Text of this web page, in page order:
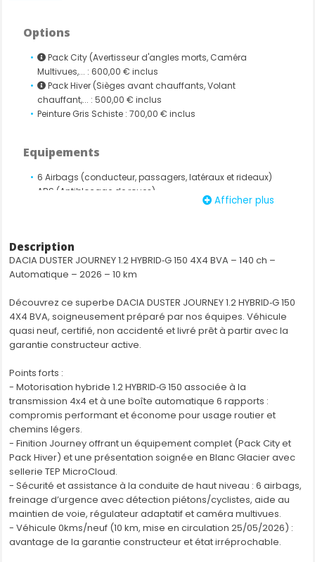
Options
Pack City (Avertisseur d'angles morts, Caméra
Multivues,... : 600,00 € inclus
Pack Hiver (Sièges avant chauffants, Volant
chauffant,... : 500,00 € inclus
Peinture Gris Schiste : 700,00 € inclus
Equipements
6 Airbags (conducteur, passagers, latéraux et rideaux)
ABS (Antiblocage de roues)
Alerte de survitesse avec reconnaissance des panneaux
de signalisation
Alerte visuelle et sonore du non-bouclage ceinture avant
Assistance au freinage d'urgence
Avertisseur de changement de file (LDWS)
Banquette arrière rabattable et fractionnable 1/3-2/3
Barres de toit longitudinales noires
Bouton "My Safety "
Bouton éco-mode
Cache-bagages
Caméra de recul
Carte mains-libres
Climatisation automatique
Commandes au volant
Console centrale semi-haute avec accoudoir et
rangement
Contrôle de vitesse en descente
Détecteur de sous-pression des pneus (DDS)
Direction assistée électrique à assistance variable
Disques de frein à l'arrière
Afficher plus
Description
DACIA DUSTER JOURNEY 1.2 HYBRID‑G 150 4X4 BVA – 140 ch –
Automatique – 2026 – 10 km
Découvrez ce superbe DACIA DUSTER JOURNEY 1.2 HYBRID‑G 150
4X4 BVA, soigneusement préparé par nos équipes. Véhicule
quasi neuf, certifié, non accidenté et livré prêt à partir avec la
garantie constructeur active.
Points forts :
- Motorisation hybride 1.2 HYBRID‑G 150 associée à la
transmission 4x4 et à une boîte automatique 6 rapports :
compromis performant et économe pour usage routier et
chemins légers.
- Finition Journey offrant un équipement complet (Pack City et
Pack Hiver) et une présentation soignée en Blanc Glacier avec
sellerie TEP MicroCloud.
- Sécurité et assistance à la conduite de haut niveau : 6 airbags,
freinage d’urgence avec détection piétons/cyclistes, aide au
maintien de voie, régulateur adaptatif et caméra multivues.
- Véhicule 0kms/neuf (10 km, mise en circulation 25/05/2026) :
avantage de la garantie constructeur et état irréprochable.